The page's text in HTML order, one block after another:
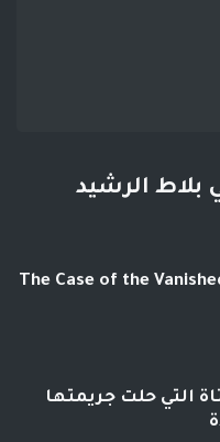
الرشيد
The Case of the
التي حلت جريمتها